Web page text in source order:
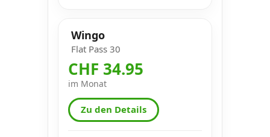
Wingo
Flat Pass 30
CHF 34.95
im Monat
Zu den Details